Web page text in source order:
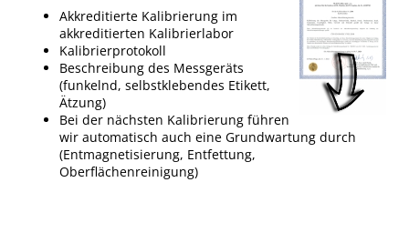
Akkreditierte Kalibrierung im
akkreditierten Kalibrierlabor
Kalibrierprotokoll
Beschreibung des Messgeräts
(funkelnd, selbstklebendes Etikett,
Ätzung)
Bei der nächsten Kalibrierung führen
wir automatisch auch eine Grundwartung durch
(Entmagnetisierung, Entfettung,
Oberflächenreinigung)